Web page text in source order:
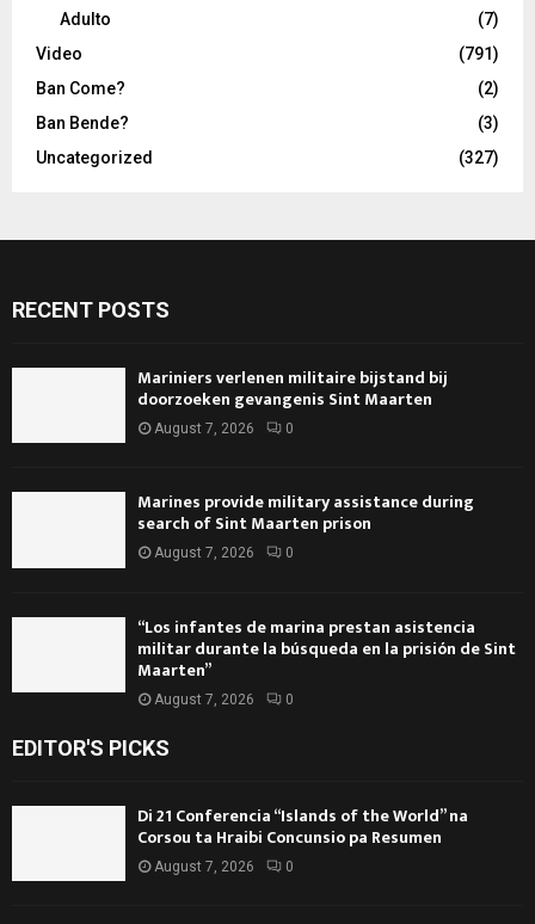
Adulto
(7)
Video
(791)
Ban Come?
(2)
Ban Bende?
(3)
Uncategorized
(327)
RECENT POSTS
Mariniers verlenen militaire bijstand bij
doorzoeken gevangenis Sint Maarten
August 7, 2026 0
Marines provide military assistance during
search of Sint Maarten prison
August 7, 2026 0
“Los infantes de marina prestan asistencia
militar durante la búsqueda en la prisión de Sint
Maarten”
August 7, 2026 0
EDITOR'S PICKS
Di 21 Conferencia “Islands of the World” na
Corsou ta Hraibi Concunsio pa Resumen
August 7, 2026 0